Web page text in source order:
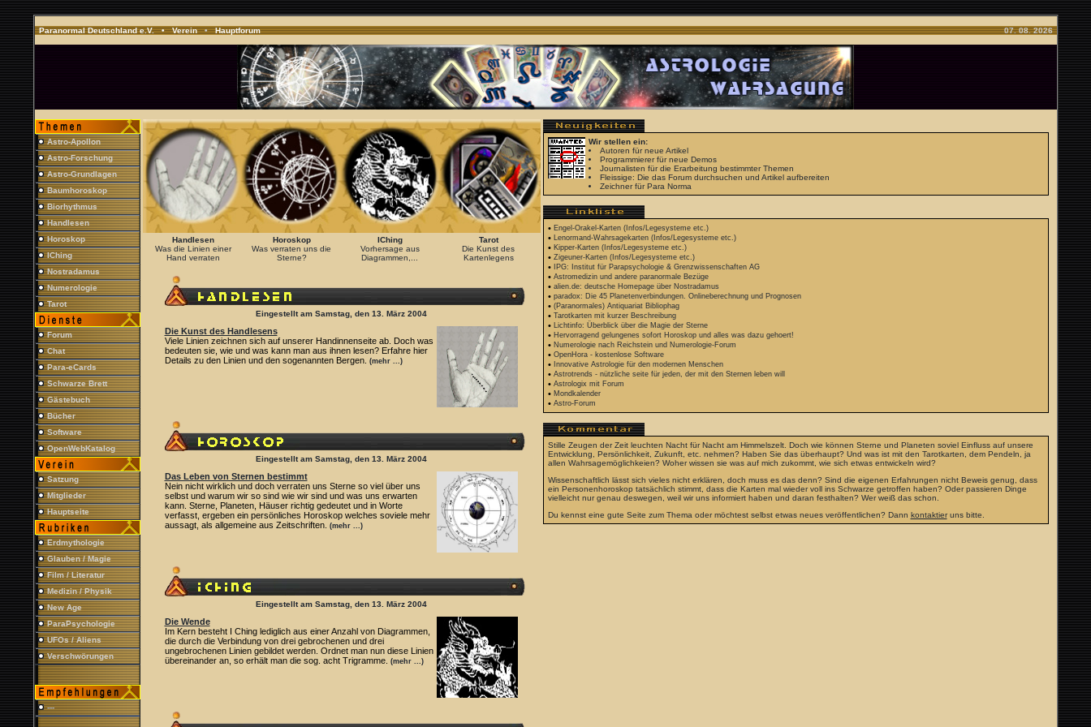
Paranormal Deutschland e.V. •Verein•Hauptforum 07. 08. 2026
Astro-Apollon
Astro-Forschung
Astro-Grundlagen
Baumhoroskop
Biorhythmus
Handlesen
Horoskop
IChing
Nostradamus
Numerologie
Tarot
Forum
Chat
Para-eCards
Schwarze Brett
Gästebuch
Bücher
Software
OpenWebKatalog
Satzung
Mitglieder
Hauptseite
Erdmythologie
Glauben / Magie
Film / Literatur
Medizin / Physik
New Age
ParaPsychologie
UFOs / Aliens
Verschwörungen
---
Handlesen
Was die Linien einer
Hand verraten
Horoskop
Was verraten uns die
Sterne?
IChing
Vorhersage aus
Diagrammen,...
Tarot
Die Kunst des
Kartenlegens
Eingestellt am Samstag, den 13. März 2004
Die Kunst des Handlesens
Viele Linien zeichnen sich auf unserer Handinnenseite ab. Doch was
bedeuten sie, wie und was kann man aus ihnen lesen? Erfahre hier
Details zu den Linien und den sogenannten Bergen. (mehr ...)
Eingestellt am Samstag, den 13. März 2004
Das Leben von Sternen bestimmt
Nein nicht wirklich und doch verraten uns Sterne so viel über uns
selbst und warum wir so sind wie wir sind und was uns erwarten
kann. Sterne, Planeten, Häuser richtig gedeutet und in Worte
verfasst, ergeben ein persönliches Horoskop welches soviele mehr
aussagt, als allgemeine aus Zeitschriften. (mehr ...)
Eingestellt am Samstag, den 13. März 2004
Die Wende
Im Kern besteht I Ching lediglich aus einer Anzahl von Diagrammen,
die durch die Verbindung von drei gebrochenen und drei
ungebrochenen Linien gebildet werden. Ordnet man nun diese Linien
übereinander an, so erhält man die sog. acht Trigramme. (mehr ...)
Wir stellen ein:
Autoren für neue Artikel
Programmierer für neue Demos
Journalisten für die Erarbeitung bestimmter Themen
Fleissige: Die das Forum durchsuchen und Artikel aufbereiten
Zeichner für Para Norma
• Engel-Orakel-Karten (Infos/Legesysteme etc.)
• Lenormand-Wahrsagekarten (Infos/Legesysteme etc.)
• Kipper-Karten (Infos/Legesysteme etc.)
• Zigeuner-Karten (Infos/Legesysteme etc.)
• IPG: Institut für Parapsychologie & Grenzwissenschaften AG
• Astromedizin und andere paranormale Bezüge
• alien.de: deutsche Homepage über Nostradamus
• paradox: Die 45 Planetenverbindungen. Onlineberechnung und Prognosen
• (Paranormales) Antiquariat Bibliophag
• Tarotkarten mit kurzer Beschreibung
• Lichtinfo: Überblick über die Magie der Sterne
• Hervorragend gelungenes sofort Horoskop und alles was dazu gehoert!
• Numerologie nach Reichstein und Numerologie-Forum
• OpenHora - kostenlose Software
• Innovative Astrologie für den modernen Menschen
• Astrotrends - nützliche seite für jeden, der mit den Sternen leben will
• Astrologix mit Forum
• Mondkalender
• Astro-Forum
Stille Zeugen der Zeit leuchten Nacht für Nacht am Himmelszelt. Doch wie können Sterne und Planeten soviel Einfluss auf unsere
Entwicklung, Persönlichkeit, Zukunft, etc. nehmen? Haben Sie das überhaupt? Und was ist mit den Tarotkarten, dem Pendeln, ja
allen Wahrsagemöglichkeien? Woher wissen sie was auf mich zukommt, wie sich etwas entwickeln wird?
Wissenschaftlich lässt sich vieles nicht erklären, doch muss es das denn? Sind die eigenen Erfahrungen nicht Beweis genug, dass
ein Personenhoroskop tatsächlich stimmt, dass die Karten mal wieder voll ins Schwarze getroffen haben? Oder passieren Dinge
vielleicht nur genau deswegen, weil wir uns informiert haben und daran festhalten? Wer weiß das schon.
Du kennst eine gute Seite zum Thema oder möchtest selbst etwas neues veröffentlichen? Dann kontaktieruns bitte.